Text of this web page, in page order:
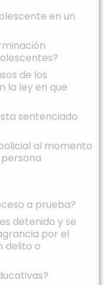
en un
de los
la ley en que
sentenciado
al momento
a prueba?
detenido y se
por el
delito o